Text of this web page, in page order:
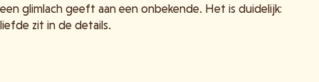
een glimlach geeft aan een onbekende. Het is duidelijk:
liefde zit in de details.